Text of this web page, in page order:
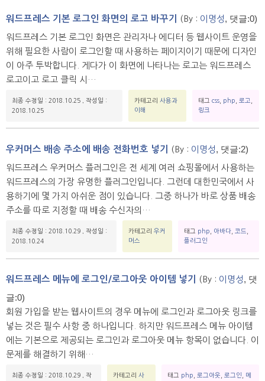
워드프레스 기본 로그인 화면의 로고 바꾸기 (By : 이명성 , 댓글:0)
워드프레스 기본 로그인 화면은 관리자나 에디터 등 웹사이트 운영을
위해 필요한 사람이 로그인할 때 사용하는 페이지이기 때문에 디자인
이 아주 투박합니다. 게다가 이 화면에 나타나는 로고는 워드프레스
로고이고 로고 클릭 시…
최종 수정일 : 2018.10.25 , 작성일 :
2018.10.25
카테고리 사용과
이해
태그 css, php 로고
링크
우커머스 배송 주소에 배송 전화번호 넣기 (By : 이명성 , 댓글:2)
워드프레스 우커머스 플러그인은 전 세계 여러 쇼핑몰에서 사용하는
워드프레스의 가장 유명한 플러그인입니다. 그런데 대한민국에서 사
용하기에 몇 가지 아쉬운 점이 있습니다. 그중 하나가 바로 상품 배송
주소를 따로 지정할 때 배송 수신자의…
최종 수정일 : 2018.10.29
작성일 :
2018.10.24
카테고리우커
머스
태그 php 아바다 코드
플러그인
워드프레스 메뉴에 로그인/로그아웃 아이템 넣기 (By : 이명성 , 댓
글:0)
회원 가입을 받는 웹사이트의 경우 메뉴에 로그인과 로그아웃 링크를
넣는 것은 필수 사항 중 하나입니다. 하지만 워드프레스 메뉴 아이템
에는 기본으로 제공되는 로그인과 로그아웃 메뉴 항목이 없습니다. 이
문제를 해결하기 위해…
최종 수정일 : 2018.10.29 , 작 카테고리사 태그 php 로그아웃 로그인 메